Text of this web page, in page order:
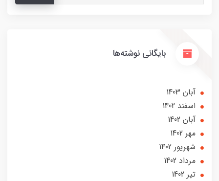
بایگانی نوشته‌ها
آبان 1403
اسفند 1402
آبان 1402
مهر 1402
شهریور 1402
مرداد 1402
تير 1402